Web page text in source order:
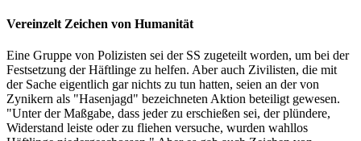
Vereinzelt Zeichen von Humanität
Eine Gruppe von Polizisten sei der SS zugeteilt worden, um bei der
Festsetzung der Häftlinge zu helfen. Aber auch Zivilisten, die mit
der Sache eigentlich gar nichts zu tun hatten, seien an der von
Zynikern als "Hasenjagd" bezeichneten Aktion beteiligt gewesen.
"Unter der Maßgabe, dass jeder zu erschießen sei, der plündere,
Widerstand leiste oder zu fliehen versuche, wurden wahllos